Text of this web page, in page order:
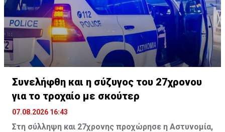
Συνελήφθη και η σύζυγος του 27χρονου
για το τροχαίο με σκούτερ
07.08.2026 16:43
Στη σύλληψη και 27χρονης προχώρησε η Αστυνομία,